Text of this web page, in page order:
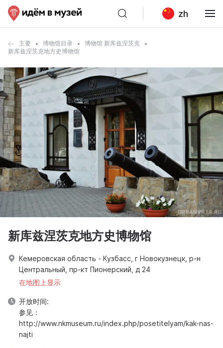
zh
主要 博物馆目录
博物馆 新库兹涅茨克
新库兹涅茨克地方史博物馆
新库兹涅茨克地方史博物馆
Кемеровская область - Кузбасс, г Новокузнецк, р-н
Центральный, пр-кт Пионерский, д 24
在地图上显示
开放时间:
参见：
http://www.nkmuseum.ru/index.php/posetitelyam/kak-nas-
najti